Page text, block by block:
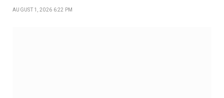
AUGUST 1, 2026 6:22 PM